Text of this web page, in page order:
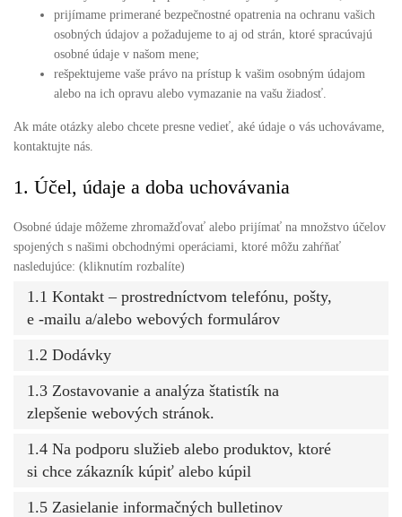
prijímame primerané bezpečnostné opatrenia na ochranu vašich
osobných údajov a požadujeme to aj od strán, ktoré spracúvajú
osobné údaje v našom mene;
rešpektujeme vaše právo na prístup k vašim osobným údajom
alebo na ich opravu alebo vymazanie na vašu žiadosť.
Ak máte otázky alebo chcete presne vedieť, aké údaje o vás uchovávame,
kontaktujte nás.
1. Účel, údaje a doba uchovávania
Osobné údaje môžeme zhromažďovať alebo prijímať na množstvo účelov
spojených s našimi obchodnými operáciami, ktoré môžu zahŕňať
nasledujúce: (kliknutím rozbalíte)
1.1 Kontakt – prostredníctvom telefónu, pošty,
e -mailu a/alebo webových formulárov
1.2 Dodávky
1.3 Zostavovanie a analýza štatistík na
zlepšenie webových stránok.
1.4 Na podporu služieb alebo produktov, ktoré
si chce zákazník kúpiť alebo kúpil
1.5 Zasielanie informačných bulletinov